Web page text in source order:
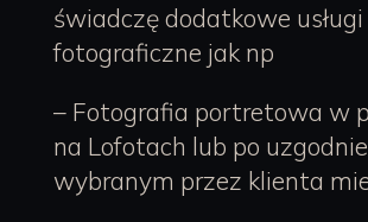
świadczę dodatkowe usługi
fotograficzne jak np
– Fotografia portretowa w
na Lofotach lub po
wybranym przez klienta